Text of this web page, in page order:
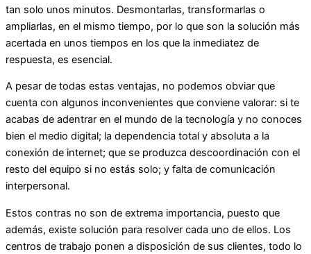
tan solo unos minutos. Desmontarlas, transformarlas o
ampliarlas, en el mismo tiempo, por lo que son la solución más
acertada en unos tiempos en los que la inmediatez de
respuesta, es esencial.
A pesar de todas estas ventajas, no podemos obviar que
cuenta con algunos inconvenientes que conviene valorar: si te
acabas de adentrar en el mundo de la tecnología y no conoces
bien el medio digital; la dependencia total y absoluta a la
conexión de internet; que se produzca descoordinación con el
resto del equipo si no estás solo; y falta de comunicación
interpersonal.
Estos contras no son de extrema importancia, puesto que
además, existe solución para resolver cada uno de ellos. Los
centros de trabajo ponen a disposición de sus clientes, todo lo